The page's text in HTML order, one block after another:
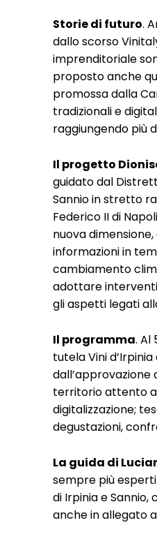
Storie di futuro.
dallo scorso
imprenditoriale
proposto anche
promossa dalla
tradizionali e
raggiungendo più
Il progetto
guidato dal
Sannio in stretto
Federico II di
nuova
informazioni in
cambiamento
adottare
gli aspetti legati
Il programma. Al
tutela Vini
dall’approvazione
territorio attento
digitalizzazione;
degustazioni,
La guida di
sempre più
di Irpinia e
anche in allegato